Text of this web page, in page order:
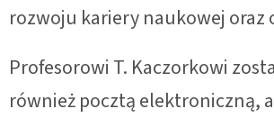
rozwoju kariery naukowej oraz
Profesorowi T. Kaczorkowi
również pocztą elektroniczną,